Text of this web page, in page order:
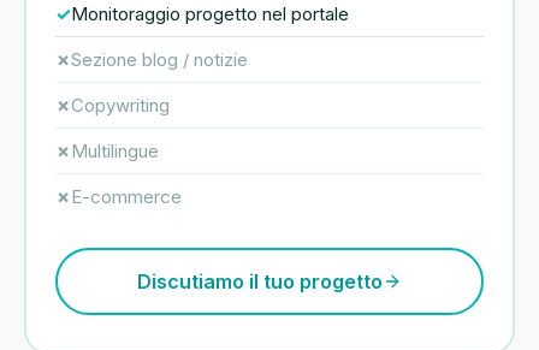
Monitoraggio progetto nel portale
Sezione blog / notizie
Copywriting
Multilingue
E-commerce
Discutiamo il tuo progetto